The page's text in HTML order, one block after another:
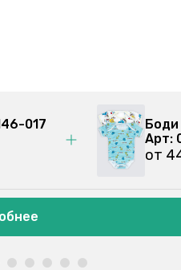
017
Боди
Арт:
от